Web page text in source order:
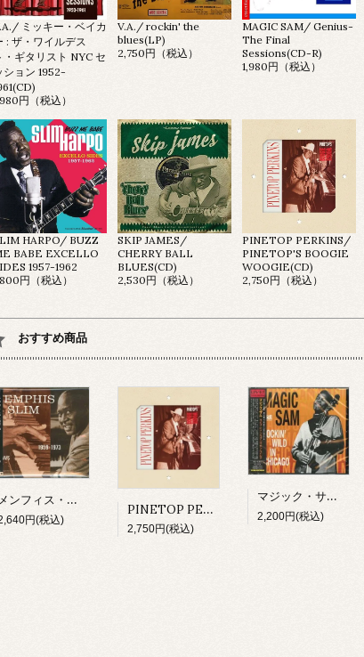
ミッキー・ベイカ
: ザ・ワイルデス
・ギタリスト NYC セ
ション 1952-
円（税込）
V.A./ rockin' the
blues(LP)
2,750円（税込）
MAGIC SAM/ Genius-
The Final
Sessions(CD-R)
1,980円（税込）
HARPO/ BUZZ
BABE EXCELLO
1957-1962
円（税込）
SKIP JAMES/
CHERRY BALL
BLUES(CD)
2,530円（税込）
PINETOP PERKINS/
PINETOP'S BOOGIE
WOOGIE(CD)
2,750円（税込）
おすすめ商品
メンフィス・スリム/ ザ・フォークウェイズ・イヤーズ(CD)
円(税込)
PINETOP PERKINS/ PINETOP'S BOOGIE WOOGIE(CD)
2,750円(税込)
マジック・サム/ ライヴ・イン・シカゴ～ロッキン・ワイルド(CD)
2,200円(税込)